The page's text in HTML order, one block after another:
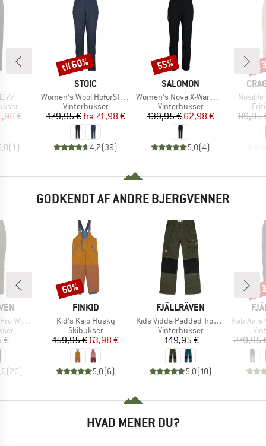
pris
€
(1 )
MÆRKE
STOIC
Artikel
Women's Wool HoforSt. Softshell Winter Pants
Produktgruppe
Vinterbukser
Pris
179,95 € Nedsat pris
fra 71,98 €
4,7(39)
Rabat
til 60%
MÆRKE
SALOMON
Artikel
Women's Nova X-Warm Pants
Produktgruppe
Vinterbukser
Pris
139,95 €Nedsat pris
62,98 €
5,0(4)
Rabat
55%
Artikel
Nosilife
89,95
GODKENDT AF ANDRE BJERGVENNER
Trousers
€
(20)
MÆRKE
FINKID
Artikel
Kid's Kajo Husky
Produktgruppe
Skibukser
Pris
159,95 €Nedsat pris
63,98 €
5,0(6)
Rabat
60%
MÆRKE
FJÄLLRÄVEN
Artikel
Kids Vidda Padded Trousers
Produktgruppe
Vinterbukser
Pris
149,95 €
5,0(10)
Artikel
Keb
279,95
HVAD MENER DU?